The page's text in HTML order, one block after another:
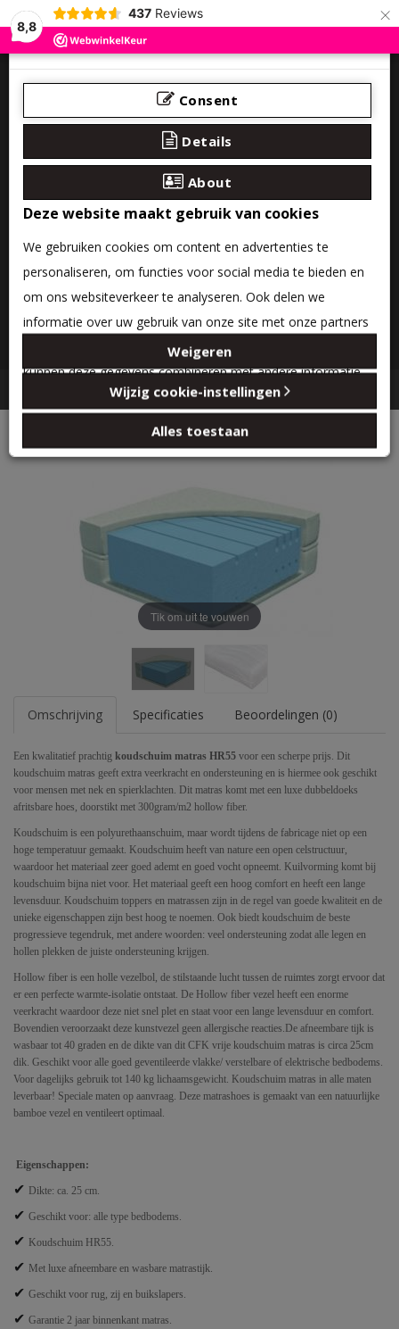
8,8
437 Reviews ×
0 product(en) - €0,00
Koudschuim HR55 25 cm dik Bamboo
Tik om uit te vouwen
Omschrijving Specificaties Beoordelingen (0)
Een kwalitatief prachtig koudschuim matras HR55 voor een scherpe prijs. Dit
koudschuim matras geeft extra veerkracht en ondersteuning en is hiermee ook geschikt
voor mensen met nek en spierklachten. Dit matras komt met een luxe dubbeldoeks
afritsbare hoes, doorstikt met 300gram/m2 hollow fiber.
Koudschuim is een polyurethaanschuim, maar wordt tijdens de fabricage niet op een
hoge temperatuur gemaakt. Koudschuim heeft van nature een open celstructuur,
waardoor het materiaal zeer goed ademt en goed vocht opneemt. Kuilvorming komt bij
koudschuim bijna niet voor. Het materiaal geeft een hoog comfort en heeft een lange
levensduur. Koudschuim toppers en matrassen zijn in de regel van goede kwaliteit en de
unieke eigenschappen zijn best hoog te noemen. Ook biedt koudschuim de beste
progressieve tegendruk, met andere woorden: veel ondersteuning zodat alle legen en
hollen plekken de juiste ondersteuning krijgen.
Hollow fiber is een holle vezelbol, de stilstaande lucht tussen de ruimtes zorgt ervoor dat
er een perfecte warmte-isolatie ontstaat. De Hollow fiber vezel heeft een enorme
veerkracht waardoor deze niet snel plet en staat voor een lange levensduur en comfort.
Bovendien veroorzaakt deze kunstvezel geen allergische reacties.De afneembare tijk is
wasbaar tot 40 graden en de dikte van dit CFK vrije koudschuim matras is circa 25cm
dik. Geschikt voor alle goed geventileerde vlakke/ verstelbare of elektrische bedbodems.
Voor dagelijks gebruik tot 140 kg lichaamsgewicht. Koudschuim matras in alle maten
leverbaar! Speciale maten op aanvraag. Deze matrashoes is gemaakt van een natuurlijke
bamboe vezel en ventileert optimaal.
Eigenschappen:
✔ Dikte: ca. 25 cm.
✔ Geschikt voor: alle type bedbodems.
✔ Koudschuim HR55.
✔ Met luxe afneembare en wasbare matrastijk.
✔ Geschikt voor rug, zij en buikslapers.
✔ Garantie 2 jaar binnenkant matras.
Consent
Details
About
Deze website maakt gebruik van cookies
We gebruiken cookies om content en advertenties te
personaliseren, om functies voor social media te bieden en
om ons websiteverkeer te analyseren. Ook delen we
informatie over uw gebruik van onze site met onze partners
voor social media, adverteren en analyse. Deze partners
kunnen deze gegevens combineren met andere informatie
die u aan ze heeft verstrekt of die ze hebben verzameld op
basis van uw gebruik van hun services.
Weigeren
Wijzig cookie-instellingen
Alles toestaan